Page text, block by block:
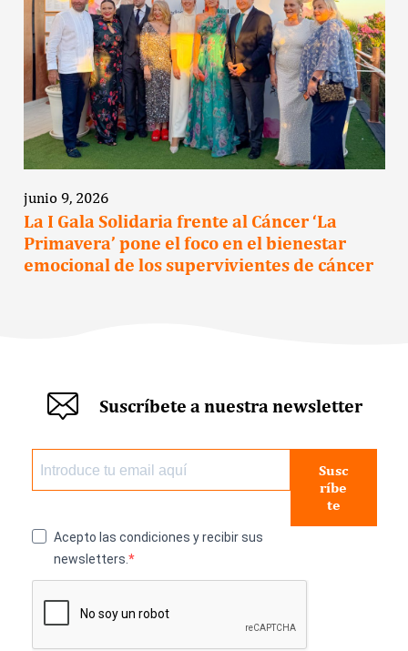
junio 9, 2026
La I Gala Solidaria frente al Cáncer ‘La
Primavera’ pone el foco en el bienestar
emocional de los supervivientes de cáncer
Suscríbete a nuestra newsletter
Susc
ríbe
te
Acepto las condiciones y recibir sus
newsletters.